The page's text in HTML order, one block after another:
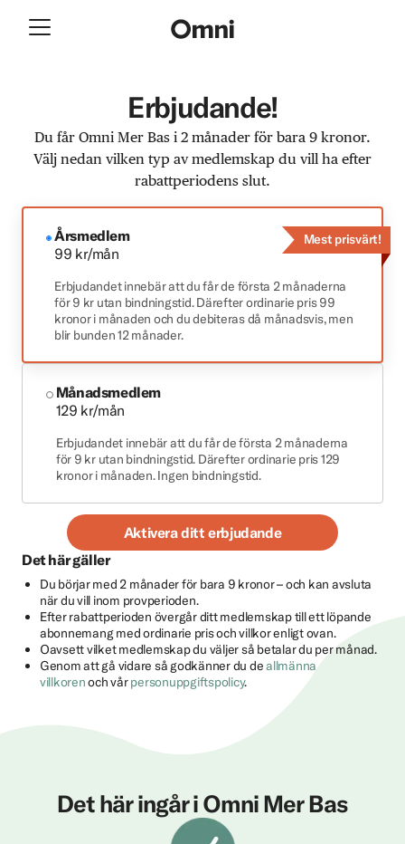
Erbjudande!
Du får Omni Mer Bas i 2 månader för bara 9 kronor.
Välj nedan vilken typ av medlemskap du vill ha efter
rabattperiodens slut.
Årsmedlem
99 kr/mån
Erbjudandet innebär att du får de första 2 månaderna
för 9 kr utan bindningstid. Därefter ordinarie pris 99
kronor i månaden och du debiteras då månadsvis, men
blir bunden 12 månader.
Mest prisvärt!
Månadsmedlem
129 kr/mån
Erbjudandet innebär att du får de första 2 månaderna
för 9 kr utan bindningstid. Därefter ordinarie pris 129
kronor i månaden. Ingen bindningstid.
Aktivera ditt erbjudande
Det här gäller
Du börjar med 2 månader för bara 9 kronor – och kan avsluta
när du vill inom provperioden.
Efter rabattperioden övergår ditt medlemskap till ett löpande
abonnemang med ordinarie pris och villkor enligt ovan.
Oavsett vilket medlemskap du väljer så betalar du per månad.
Genom att gå vidare så godkänner du deallmänna
villkorenoch vårpersonuppgiftspolicy.
Det här ingår i Omni Mer Bas